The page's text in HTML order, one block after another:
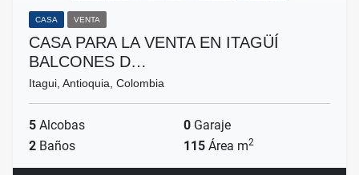
CASA VENTA
CASA PARA LA VENTA EN ITAGÜÍ
BALCONES D…
Itagui, Antioquia, Colombia
5 Alcobas 0 Garaje
2 Baños 115 Área m2